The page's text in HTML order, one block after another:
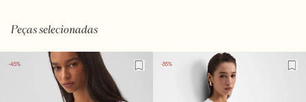
Peças selecionadas
-45% -35%